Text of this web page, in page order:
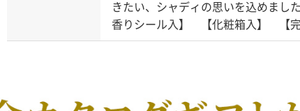
きたい、シャディの思いを込めまし
香りシール入】 【化粧箱入】 【完